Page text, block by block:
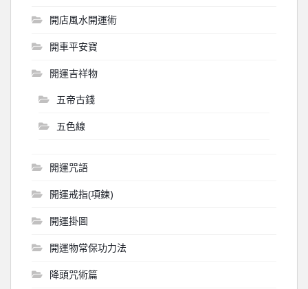
開店風水開運術
開車平安寶
開運吉祥物
五帝古錢
五色線
開運咒語
開運戒指(項鍊)
開運掛圖
開運物常保功力法
降頭咒術篇